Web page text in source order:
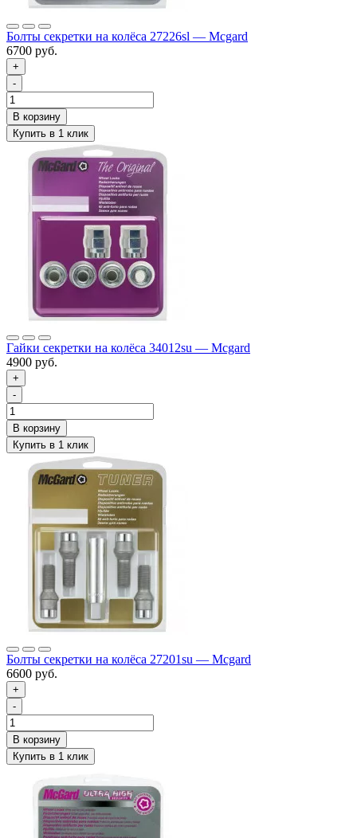
Болты секретки на колёса 27226sl — Mcgard
6700 руб.
+
-
Гайки секретки на колёса 34012su — Mcgard
4900 руб.
+
-
Болты секретки на колёса 27201su — Mcgard
6600 руб.
+
-